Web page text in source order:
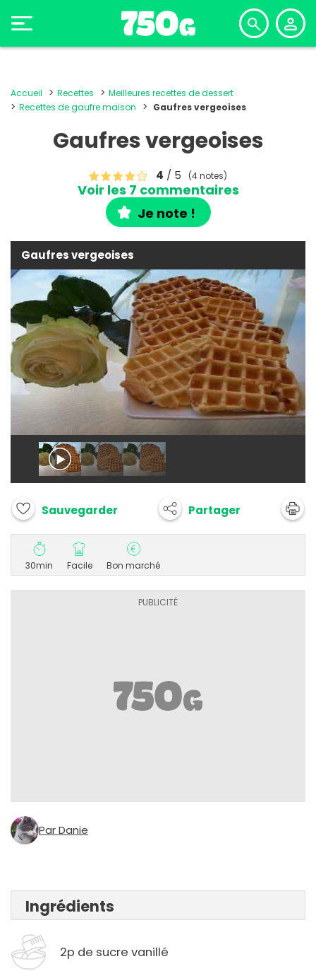
Accueil Recettes
Meilleures recettes de dessert
Recettes de gaufre maison
Gaufres vergeoises
Gaufres vergeoises
4 / 5 (4 notes)
Voir les 7 commentaires
Je note !
Gaufres vergeoises
Sauvegarder Partager
30min Facile Bon marché
Par Danie
Ingrédients
2p de sucre vanillé